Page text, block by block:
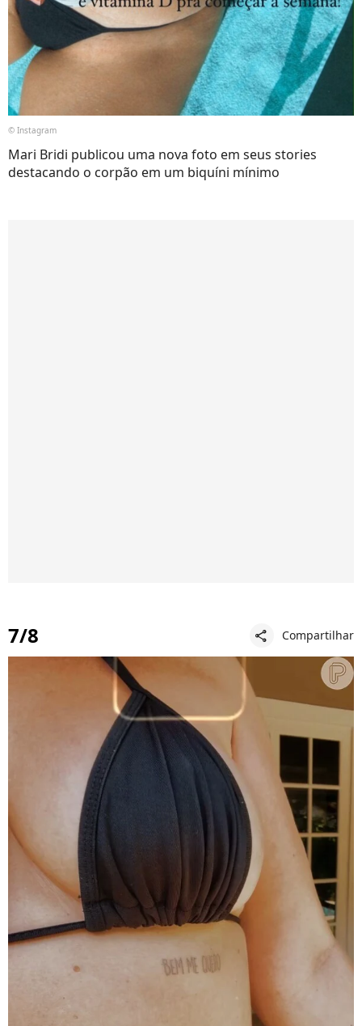
© Instagram
Mari Bridi publicou uma nova foto em seus stories
destacando o corpão em um biquíni mínimo
7/8 share Compartilhar